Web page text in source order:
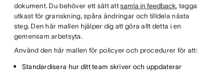
dokument. Du behöver ett sätt attsamla in feedback, tagga
utkast för granskning, spåra ändringar och tilldela nästa
steg. Den här mallen hjälper dig att göra allt detta i en
gemensam arbetsyta.
Använd den här mallen för policyer och procedurer för att:
Standardisera hur ditt team skriver och uppdaterar